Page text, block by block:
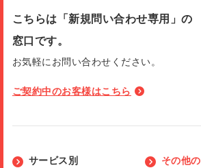
こちらは「新規問い合わせ専用」の
窓口です。
お気軽にお問い合わせください。
ご契約中のお客様はこちら
サービス別
その他の